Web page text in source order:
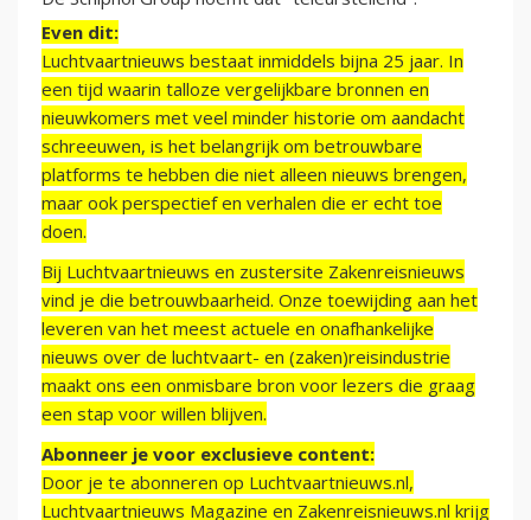
Even dit:
Luchtvaartnieuws bestaat inmiddels bijna 25 jaar. In
een tijd waarin talloze vergelijkbare bronnen en
nieuwkomers met veel minder historie om aandacht
schreeuwen, is het belangrijk om betrouwbare
platforms te hebben die niet alleen nieuws brengen,
maar ook perspectief en verhalen die er echt toe
doen.
Bij Luchtvaartnieuws en zustersite Zakenreisnieuws
vind je die betrouwbaarheid. Onze toewijding aan het
leveren van het meest actuele en onafhankelijke
nieuws over de luchtvaart- en (zaken)reisindustrie
maakt ons een onmisbare bron voor lezers die graag
een stap voor willen blijven.
Abonneer je voor exclusieve content:
Door je te abonneren op Luchtvaartnieuws.nl,
Luchtvaartnieuws Magazine en Zakenreisnieuws.nl krijg